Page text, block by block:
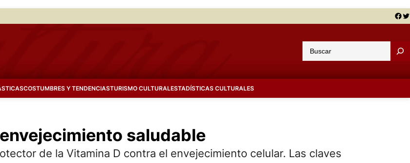
Facebook Twitter
u
a
COSTUMBRES Y TENDENCIASTURISMO CULTURALESTADÍSTICAS CULTURALES
saludable
de la Vitamina D contra el envejecimiento celular. Las claves